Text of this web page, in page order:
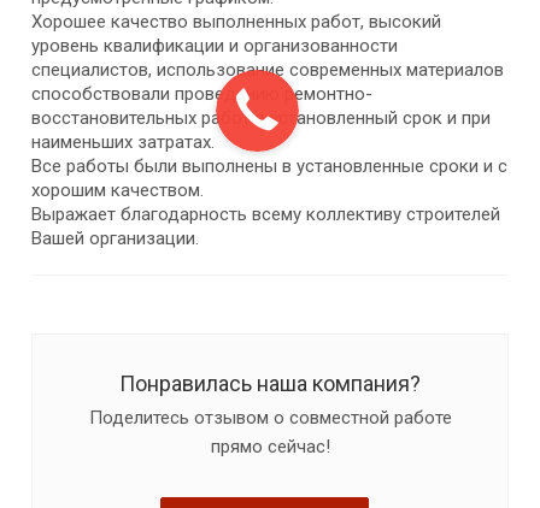
Хорошее качество выполненных работ, высокий
уровень квалификации и организованности
специалистов, использование современных материалов
способствовали проведению ремонтно-
восстановительных работ в установленный срок и при
наименьших затратах.
Все работы были выполнены в установленные сроки и с
хорошим качеством.
Выражает благодарность всему коллективу строителей
Вашей организации.
Понравилась наша компания?
Поделитесь отзывом о совместной работе
прямо сейчас!